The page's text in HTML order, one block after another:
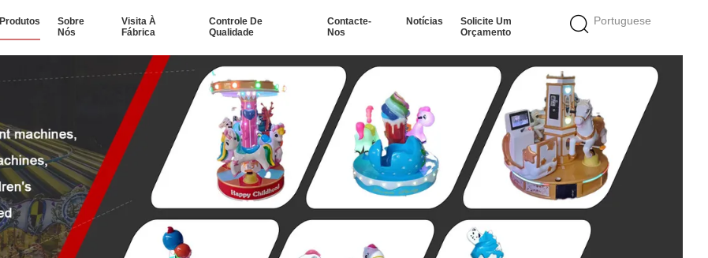
Portuguese
Produtos
Sobre
Nós
Visita À
Fábrica
Controle De
Qualidade
Contacte-
Nos
Notícias
Solicite Um
Orçamento